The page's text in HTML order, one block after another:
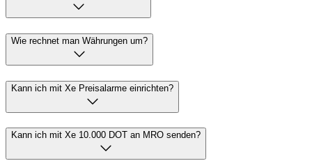
Wie rechnet man Währungen um?
Kann ich mit Xe Preisalarme einrichten?
Kann ich mit Xe 10.000 DOT an MRO senden?